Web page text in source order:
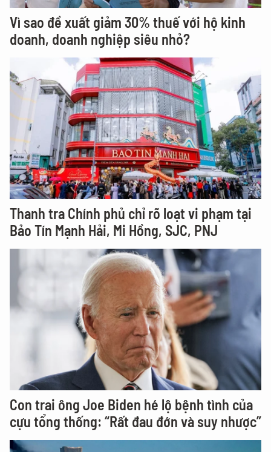
Vì sao đề xuất giảm 30% thuế với hộ kinh
doanh, doanh nghiệp siêu nhỏ?
Thanh tra Chính phủ chỉ rõ loạt vi phạm tại
Bảo Tín Mạnh Hải, Mi Hồng, SJC, PNJ
Con trai ông Joe Biden hé lộ bệnh tình của
cựu tổng thống: “Rất đau đớn và suy nhược”